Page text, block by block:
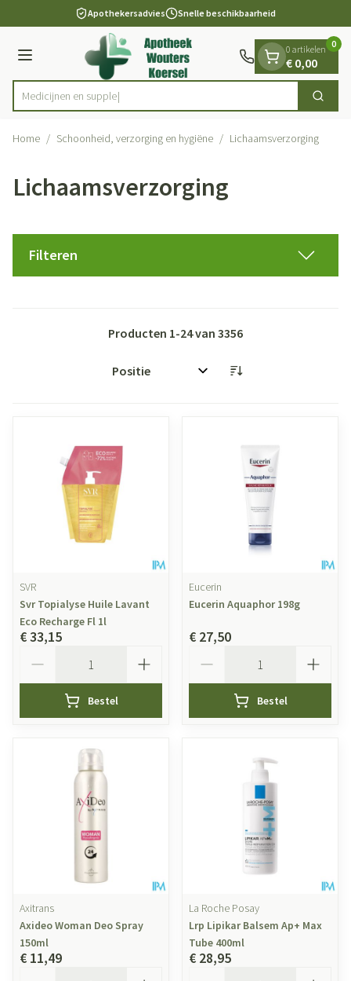
Ga naar de inhoudApothekersadvies Snelle beschikbaarheid
Menu
Product, merk, categorie...
M Zoek
0 artikelen
€ 0,00
0
Home / Schoonheid, verzorging en hygiëne / Lichaamsverzorging
Lichaamsverzorging
Filteren
Producten 1-24van 3356
Sorteer op:
SVR
Svr Topialyse Huile Lavant
Eco Recharge Fl 1l
€ 33,15
Bestel
Eucerin
Eucerin Aquaphor 198g
€ 27,50
Bestel
Axitrans
Axideo Woman Deo Spray
150ml
€ 11,49
La Roche Posay
Lrp Lipikar Balsem Ap+ Max
Tube 400ml
€ 28,95